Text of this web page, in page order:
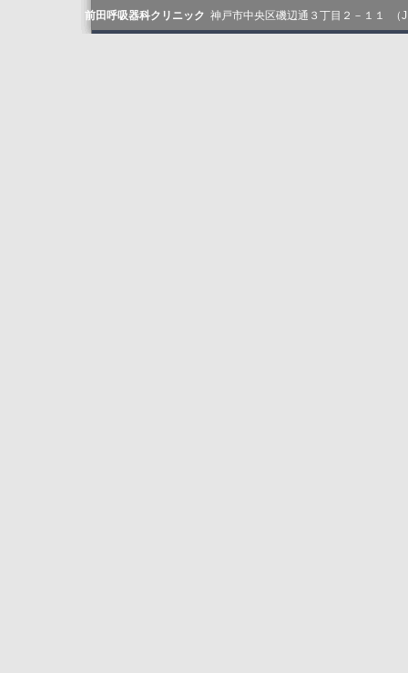
前田呼吸器科クリニック 神戸市中央区磯辺通３丁目２－１１